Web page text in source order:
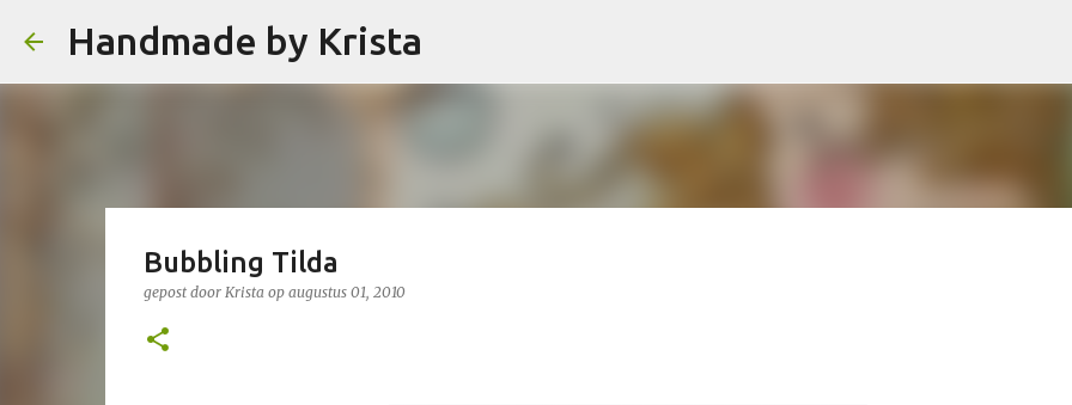
Handmade by Krista
Bubbling Tilda
gepost door Krista op augustus 01, 2010